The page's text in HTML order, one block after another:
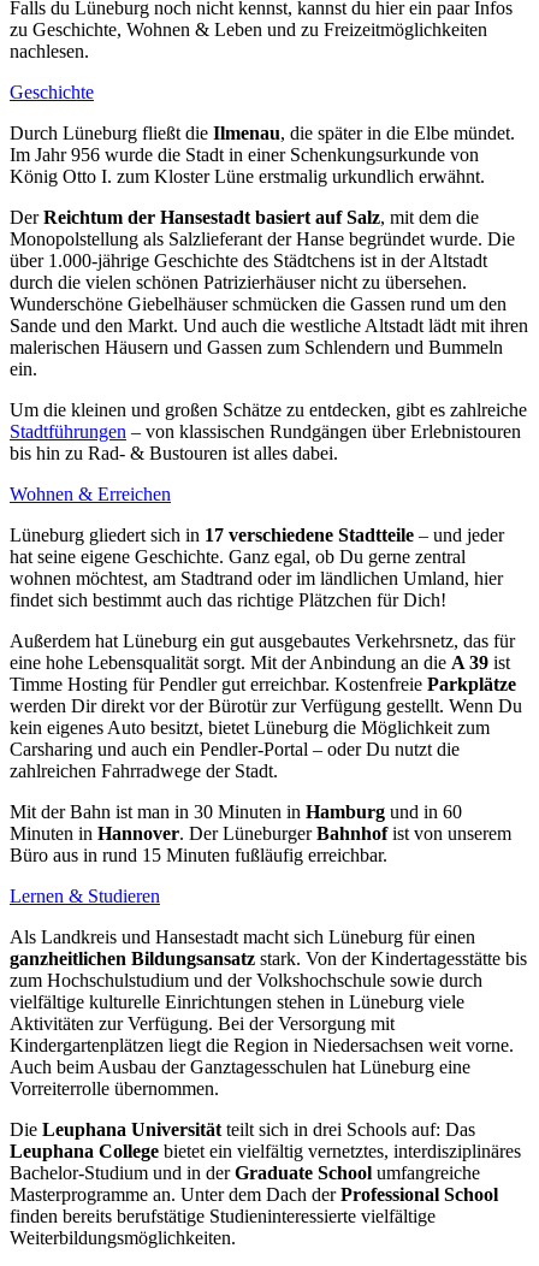
Falls du Lüneburg noch nicht kennst, kannst du hier ein paar Infos
zu Geschichte, Wohnen & Leben und zu Freizeitmöglichkeiten
nachlesen.
Geschichte
Durch Lüneburg fließt die Ilmenau, die später in die Elbe mündet.
Im Jahr 956 wurde die Stadt in einer Schenkungsurkunde von
König Otto I. zum Kloster Lüne erstmalig urkundlich erwähnt.
DerReichtum der Hansestadt basiert auf Salz, mit dem die
Monopolstellung als Salzlieferant der Hanse begründet wurde. Die
über 1.000-jährige Geschichte des Städtchens ist in der Altstadt
durch die vielen schönen Patrizierhäuser nicht zu übersehen.
Wunderschöne Giebelhäuser schmücken die Gassen rund um den
Sande und den Markt. Und auch die westliche Altstadt lädt mit ihren
malerischen Häusern und Gassen zum Schlendern und Bummeln
ein.
Um die kleinen und großen Schätze zu entdecken, gibt es zahlreiche
Stadtführungen – von klassischen Rundgängen über Erlebnistouren
bis hin zu Rad- & Bustouren ist alles dabei.
Wohnen & Erreichen
Lüneburg gliedert sich in 17 verschiedene Stadtteile – und jeder
hat seine eigene Geschichte. Ganz egal, ob Du gerne zentral
wohnen möchtest, am Stadtrand oder im ländlichen Umland, hier
findet sich bestimmt auch das richtige Plätzchen für Dich!
Außerdem hat Lüneburg ein gut ausgebautes Verkehrsnetz, das für
eine hohe Lebensqualität sorgt. Mit der Anbindung an die A 39 ist
Timme Hosting für Pendler gut erreichbar. Kostenfreie Parkplätze
werden Dir direkt vor der Bürotür zur Verfügung gestellt. Wenn Du
kein eigenes Auto besitzt, bietet Lüneburg die Möglichkeit zum
Carsharing und auch ein Pendler-Portal – oder Du nutzt die
zahlreichen Fahrradwege der Stadt.
Mit der Bahn ist man in 30 Minuten in Hamburg und in 60
Minuten in Hannover. Der LüneburgerBahnhofist von unserem
Büro aus in rund 15 Minuten fußläufig erreichbar.
Lernen & Studieren
Als Landkreis und Hansestadt macht sich Lüneburg für einen
ganzheitlichen Bildungsansatz stark. Von der Kindertagesstätte bis
zum Hochschulstudium und der Volkshochschule sowie durch
vielfältige kulturelle Einrichtungen stehen in Lüneburg viele
Aktivitäten zur Verfügung. Bei der Versorgung mit
Kindergartenplätzen liegt die Region in Niedersachsen weit vorne.
Auch beim Ausbau der Ganztagesschulen hat Lüneburg eine
Vorreiterrolle übernommen.
Die Leuphana Universität teilt sich in drei Schools auf: Das
Leuphana College bietet ein vielfältig vernetztes, interdisziplinäres
Bachelor-Studium und in derGraduate School umfangreiche
Masterprogramme an. Unter dem Dach derProfessional School
finden bereits berufstätige Studieninteressierte vielfältige
Weiterbildungsmöglichkeiten.